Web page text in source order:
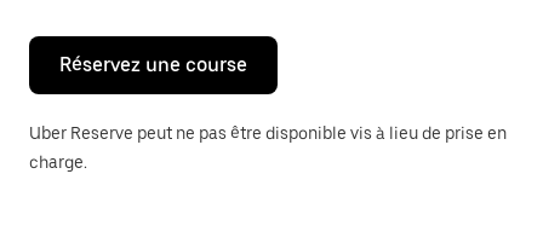
pour
fermer
calendrier.
Réservez une course
Uber Reserve peut ne pas être disponible vis à lieu de prise en
charge.